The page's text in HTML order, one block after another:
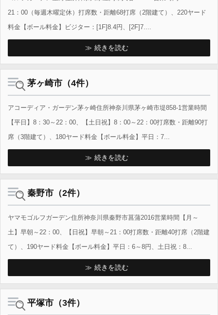
21：00（毎週木曜定休）打席数・距離68打席（2階建て）、220ヤード
料金【ボール料金】ビジター：[1F]8.4円、[2F]7....
続きを読む
茅ヶ崎市（4件）
アコーディア・ガーデン茅ヶ崎住所神奈川県茅ヶ崎市堤858-1営業時間
【平日】8：30～22：00、【土日祝】8：00～22：00打席数・距離90打
席（3階建て）、180ヤード料金【ボール料金】平日：7...
続きを読む
秦野市（2件）
ヤマモゴルフガーデン住所神奈川県秦野市菖蒲2016営業時間【月～
土】早朝～22：00、【日祝】早朝～21：00打席数・距離40打席（2階建
て）、190ヤード料金【ボール料金】平日：6～8円、土日祝：8...
続きを読む
平塚市（3件）